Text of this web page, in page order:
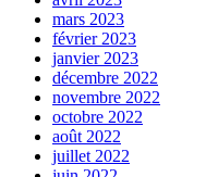
mars 2023
février 2023
janvier 2023
décembre 2022
novembre 2022
octobre 2022
août 2022
juillet 2022